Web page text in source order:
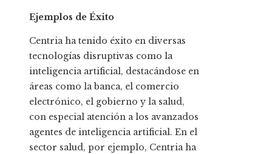
Ejemplos de Éxito
Centria ha tenido éxito en diversas
tecnologías disruptivas como la
inteligencia artificial, destacándose en
áreas como la banca, el comercio
electrónico, el gobierno y la salud,
con especial atención a los avanzados
agentes de inteligencia artificial. En el
sector salud, por ejemplo, Centria ha